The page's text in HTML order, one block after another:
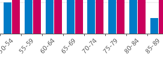
54 55-59 60-64 65-69 70-74 75-79 80-84 85-89